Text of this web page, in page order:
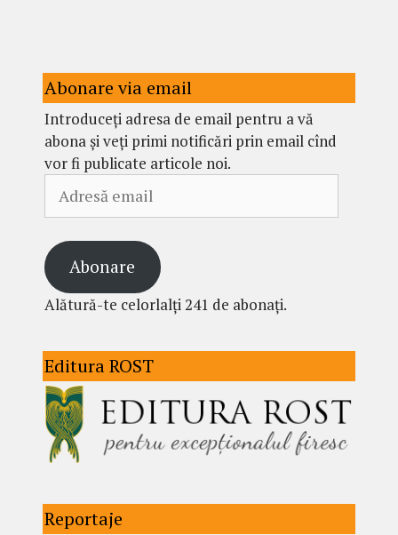
Abonare via email
Introduceți adresa de email pentru a vă
abona și veți primi notificări prin email cînd
vor fi publicate articole noi.
email
Abonare
Alătură-te celorlalți 241 de abonați.
Editura ROST
Reportaje